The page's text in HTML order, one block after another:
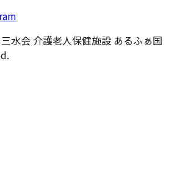
水会 介護老人保健施設 あるふぁ国